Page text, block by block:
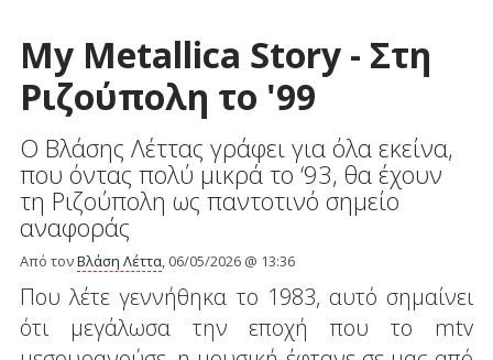
My Metallica Story - Στη
Ριζούπολη το '99
Ο Βλάσης Λέττας γράφει για όλα εκείνα,
που όντας πολύ μικρά το ‘93, θα έχουν
τη Ριζούπολη ως παντοτινό σημείο
αναφοράς
Από τονΒλάση Λέττα, 06/05/2026 @ 13:36
Που λέτε γεννήθηκα το 1983, αυτό σημαίνει
ότι μεγάλωσα την εποχή που το mtv